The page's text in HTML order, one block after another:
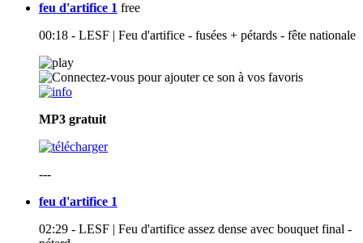
feu d'artifice 1 free
00:18 - LESF | Feu d'artifice - fusées + pétards - fête nationale
MP3 gratuit
---
feu d'artifice 1
02:29 - LESF | Feu d'artifice assez dense avec bouquet final -